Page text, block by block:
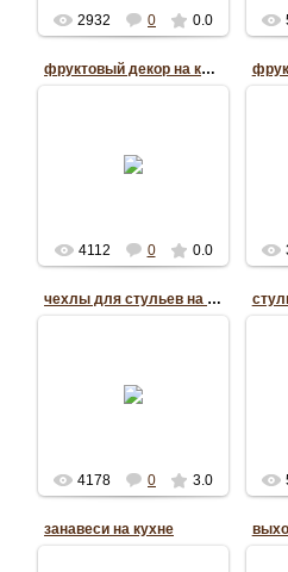
2932 0 0.0
фруктовый декор на кухне
посуда в виде фруктов
для кухни
4112 0 0.0
чехлы для стульев на кухне
разноцветные чехлы на
стулья в кухне
4178 0 3.0
занавеси на кухне